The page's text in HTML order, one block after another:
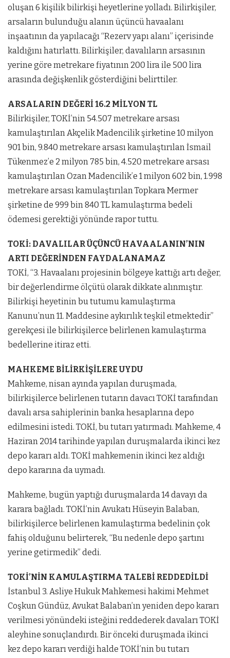
oluşan 6 kişilik bilirkişi heyetlerine yolladı. Bilirkişiler,
arsaların bulunduğu alanın üçüncü havaalanı
inşaatının da yapılacağı “Rezerv yapı alanı” içerisinde
kaldığını hatırlattı. Bilirkişiler, davalıların arsasının
yerine göre metrekare fiyatının 200 lira ile 500 lira
arasında değişkenlik gösterdiğini belirttiler.
ARSALARIN DEĞERİ 16.2 MİLYON TL
Bilirkişiler, TOKİ’nin 54.507 metrekare arsası
kamulaştırılan Akçelik Madencilik şirketine 10 milyon
901 bin, 9.840 metrekare arsası kamulaştırılan İsmail
Tükenmez’e 2 milyon 785 bin, 4.520 metrekare arsası
kamulaştırılan Ozan Madencilik’e 1 milyon 602 bin, 1.998
metrekare arsası kamulaştırılan Topkara Mermer
şirketine de 999 bin 840 TL kamulaştırma bedeli
ödemesi gerektiği yönünde rapor tuttu.
TOKİ: DAVALILAR ÜÇÜNCÜ HAVAALANIN’NIN
ARTI DEĞERİNDEN FAYDALANAMAZ
TOKİ, “3. Havaalanı projesinin bölgeye kattığı artı değer,
bir değerlendirme ölçütü olarak dikkate alınmıştır.
Bilirkişi heyetinin bu tutumu kamulaştırma
Kanunu’nun 11. Maddesine aykırılık teşkil etmektedir”
gerekçesi ile bilirkişilerce belirlenen kamulaştırma
bedellerine itiraz etti.
MAHKEME BİLİRKİŞİLERE UYDU
Mahkeme, nisan ayında yapılan duruşmada,
bilirkişilerce belirlenen tutarın davacı TOKİ tarafından
davalı arsa sahiplerinin banka hesaplarına depo
edilmesini istedi. TOKİ, bu tutarı yatırmadı. Mahkeme, 4
Haziran 2014 tarihinde yapılan duruşmalarda ikinci kez
depo kararı aldı. TOKİ mahkemenin ikinci kez aldığı
depo kararına da uymadı.
Mahkeme, bugün yaptığı duruşmalarda 14 davayı da
karara bağladı. TOKİ’nin Avukatı Hüseyin Balaban,
bilirkişilerce belirlenen kamulaştırma bedelinin çok
fahiş olduğunu belirterek, “Bu nedenle depo şartını
yerine getirmedik” dedi.
TOKİ’NİN KAMULAŞTIRMA TALEBİ REDDEDİLDİ
İstanbul 3. Asliye Hukuk Mahkemesi hakimi Mehmet
Coşkun Gündüz, Avukat Balaban’ın yeniden depo kararı
verilmesi yönündeki isteğini reddederek davaları TOKİ
aleyhine sonuçlandırdı. Bir önceki duruşmada ikinci
kez depo kararı verdiği halde TOKİ’nin bu tutarı